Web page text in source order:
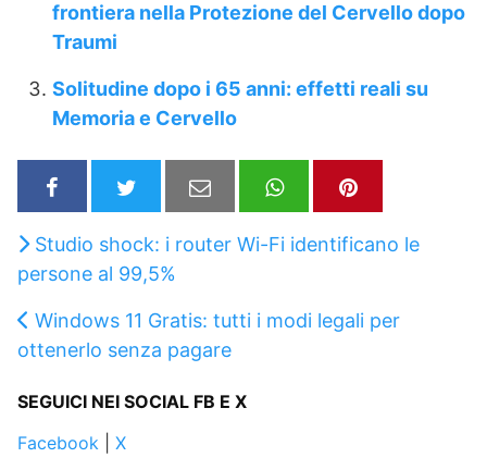
frontiera nella Protezione del Cervello dopo
Traumi
Solitudine dopo i 65 anni: effetti reali su
Memoria e Cervello
Studio shock: i router Wi-Fi identificano le
persone al 99,5%
Windows 11 Gratis: tutti i modi legali per
ottenerlo senza pagare
SEGUICI NEI SOCIAL FB E X
Facebook
X